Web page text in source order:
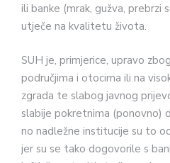
ili banke (mrak, gužva, prebrzi
utječe na kvalite­tu života.
SUH je, primjerice, upravo
područjima i otocima ili na
zgrada te slabog javnog
sla­bije pokretnima (ponovno)
no nadležne institu­cije su to
jer su se tako dogovorile s